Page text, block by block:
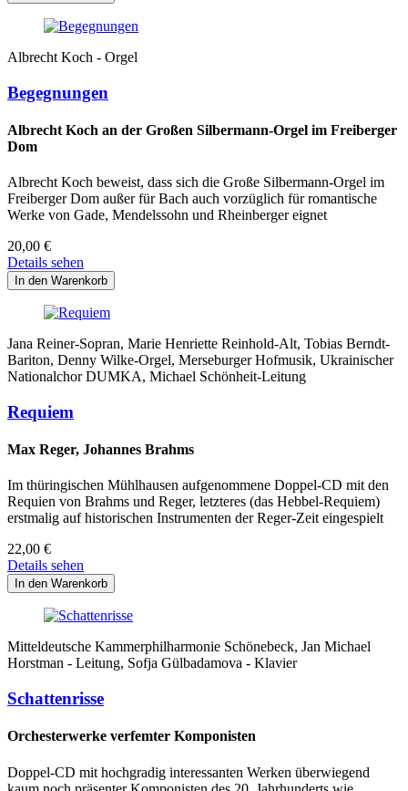
Albrecht Koch - Orgel
Begegnungen
Albrecht Koch an der Großen Silbermann-Orgel im Freiberger
Dom
Albrecht Koch beweist, dass sich die Große Silbermann-Orgel im
Freiberger Dom außer für Bach auch vorzüglich für romantische
Werke von Gade, Mendelssohn und Rheinberger eignet
20,00 €
Details sehen
Jana Reiner-Sopran, Marie Henriette Reinhold-Alt, Tobias Berndt-
Bariton, Denny Wilke-Orgel, Merseburger Hofmusik, Ukrainischer
Nationalchor DUMKA, Michael Schönheit-Leitung
Requiem
Max Reger, Johannes Brahms
Im thüringischen Mühlhausen aufgenommene Doppel-CD mit den
Requien von Brahms und Reger, letzteres (das Hebbel-Requiem)
erstmalig auf historischen Instrumenten der Reger-Zeit eingespielt
22,00 €
Details sehen
Mitteldeutsche Kammerphilharmonie Schönebeck, Jan Michael
Horstman - Leitung, Sofja Gülbadamova - Klavier
Schattenrisse
Orchesterwerke verfemter Komponisten
Doppel-CD mit hochgradig interessanten Werken überwiegend